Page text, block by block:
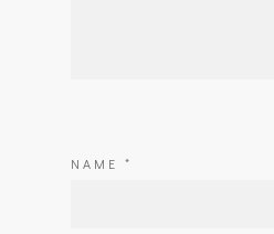
NAME *